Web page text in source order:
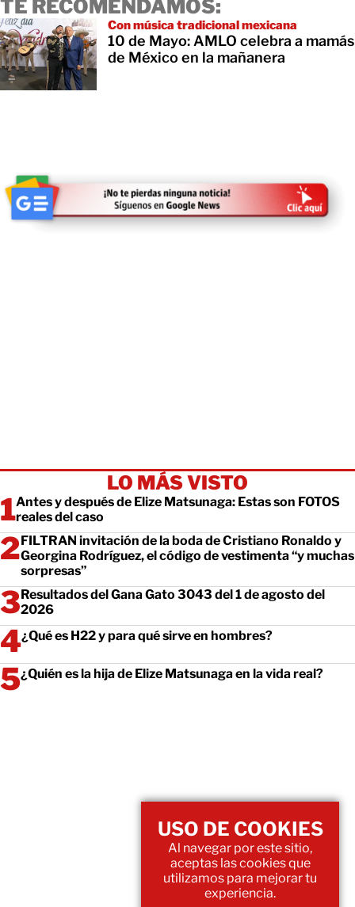
TE RECOMENDAMOS:
Con música tradicional mexicana
10 de Mayo: AMLO celebra a mamás
de México en la mañanera
LO MÁS VISTO
Antes y después de Elize Matsunaga: Estas son FOTOS
reales del caso
FILTRAN invitación de la boda de Cristiano Ronaldo y
Georgina Rodríguez, el código de vestimenta “y muchas
sorpresas”
Resultados del Gana Gato 3043 del 1 de agosto del
2026
¿Qué es H22 y para qué sirve en hombres?
¿Quién es la hija de Elize Matsunaga en la vida real?
USO DE COOKIES
Al navegar por este sitio,
aceptas las cookies que
utilizamos para mejorar tu
experiencia.